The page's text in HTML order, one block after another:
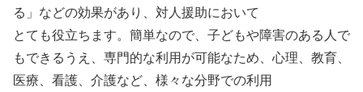
る」などの効果があり、対人援助において
とても役立ちます。簡単なので、子どもや障害のある人で
もできるうえ、専門的な利用が可能なため、心理、教育、
医療、看護、介護など、様々な分野での利用